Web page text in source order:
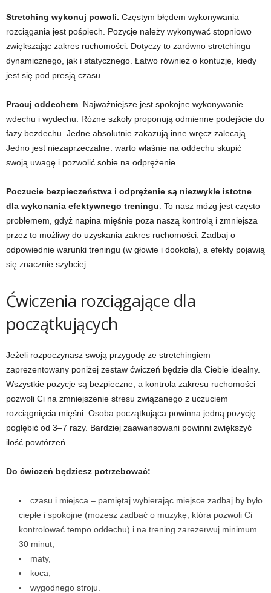
Stretching wykonuj powoli. Częstym błędem wykonywania
rozciągania jest pośpiech. Pozycje należy wykonywać stopniowo
zwiększając zakres ruchomości. Dotyczy to zarówno stretchingu
dynamicznego, jak i statycznego. Łatwo również o kontuzje, kiedy
jest się pod presją czasu.
Pracuj oddechem. Najważniejsze jest spokojne wykonywanie
wdechu i wydechu. Różne szkoły proponują odmienne podejście do
fazy bezdechu. Jedne absolutnie zakazują inne wręcz zalecają.
Jedno jest niezaprzeczalne: warto właśnie na oddechu skupić
swoją uwagę i pozwolić sobie na odprężenie.
Poczucie bezpieczeństwa i odprężenie są niezwykle istotne
dla wykonania efektywnego treningu. To nasz mózg jest często
problemem, gdyż napina mięśnie poza naszą kontrolą i zmniejsza
przez to możliwy do uzyskania zakres ruchomości. Zadbaj o
odpowiednie warunki treningu (w głowie i dookoła), a efekty pojawią
się znacznie szybciej.
Ćwiczenia rozciągające dla
początkujących
Jeżeli rozpoczynasz swoją przygodę ze stretchingiem
zaprezentowany poniżej zestaw ćwiczeń będzie dla Ciebie idealny.
Wszystkie pozycje są bezpieczne, a kontrola zakresu ruchomości
pozwoli Ci na zmniejszenie stresu związanego z uczuciem
rozciągnięcia mięśni. Osoba początkująca powinna jedną pozycję
pogłębić od 3–7 razy. Bardziej zaawansowani powinni zwiększyć
ilość powtórzeń.
Do ćwiczeń będziesz potrzebować:
czasu i miejsca – pamiętaj wybierając miejsce zadbaj by było
ciepłe i spokojne (możesz zadbać o muzykę, która pozwoli Ci
kontrolować tempo oddechu) i na trening zarezerwuj minimum
30 minut,
maty,
koca,
wygodnego stroju.